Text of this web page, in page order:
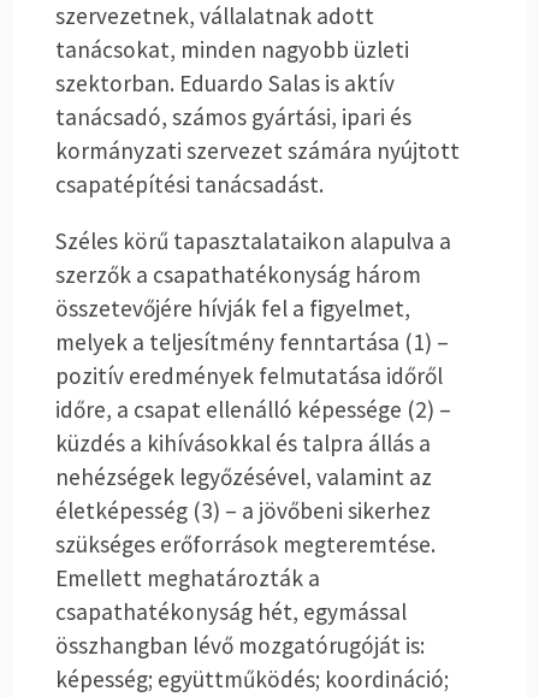
szervezetnek, vállalatnak adott
tanácsokat, minden nagyobb üzleti
szektorban. Eduardo Salas is aktív
tanácsadó, számos gyártási, ipari és
kormányzati szervezet számára nyújtott
csapatépítési tanácsadást.
Széles körű tapasztalataikon alapulva a
szerzők a csapathatékonyság három
összetevőjére hívják fel a figyelmet,
melyek a teljesítmény fenntartása (1) –
pozitív eredmények felmutatása időről
időre, a csapat ellenálló képessége (2) –
küzdés a kihívásokkal és talpra állás a
nehézségek legyőzésével, valamint az
életképesség (3) – a jövőbeni sikerhez
szükséges erőforrások megteremtése.
Emellett meghatározták a
csapathatékonyság hét, egymással
összhangban lévő mozgatórugóját is:
képesség; együttműködés; koordináció;